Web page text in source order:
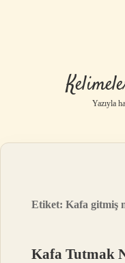
Yazıyla
Etiket:Kafa gitmiş
Kafa Tutmak